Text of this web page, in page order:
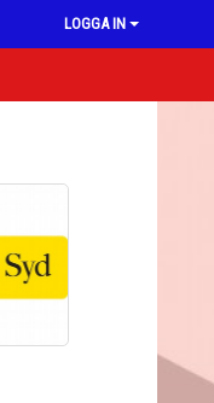
LOGGA IN